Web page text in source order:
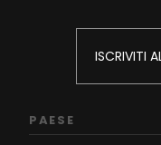
ISCRIVITI
PAESE